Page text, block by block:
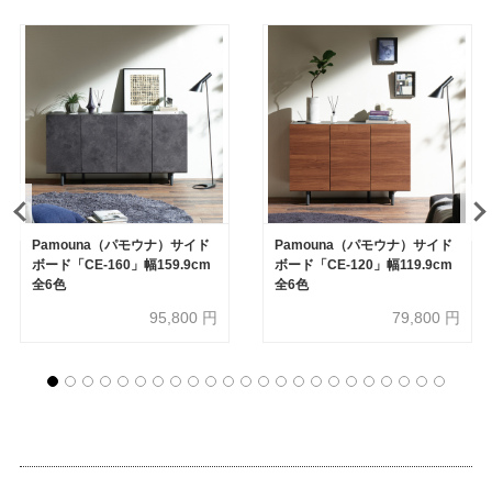
Pamouna（パモウナ）サイド
ボード「CE-160」幅159.9cm
全6色
95,800 円
Pamouna（パモウナ）サイド
ボード「CE-120」幅119.9cm
全6色
79,800 円